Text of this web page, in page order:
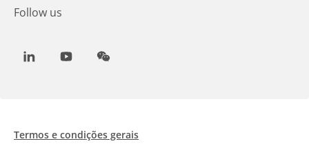
Follow us
LinkedInYoutubeWeChat
Termos e condições gerais